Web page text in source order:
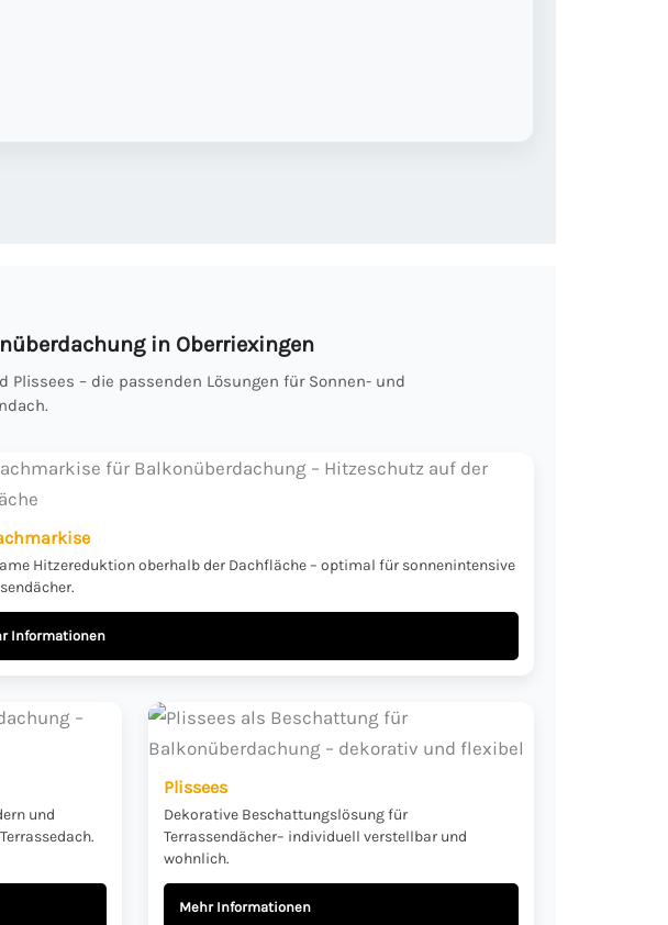
in Oberriexingen
– die passenden Lösungen für Sonnen- und
Hitzereduktion oberhalb der Dachfläche – optimal für sonnenintensive
Informationen
und
Plissees
Dekorative Beschattungslösung für
Terrassendächer– individuell verstellbar und
wohnlich.
Mehr Informationen